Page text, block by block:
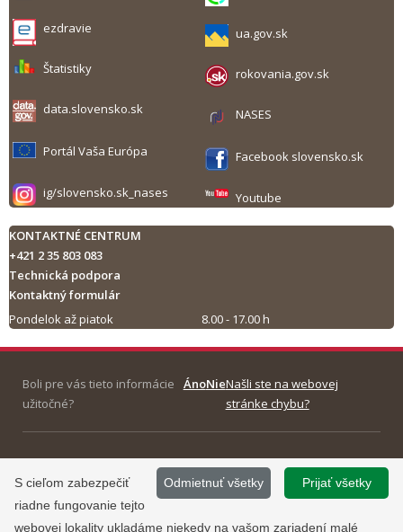
ezdravie ua.gov.sk
Štatistiky rokovania.gov.sk
data.slovensko.sk NASES
Portál Vaša Európa Facebook slovensko.sk
ig/slovensko.sk_nases Youtube
KONTAKTNÉ CENTRUM
+421 2 35 803 083
Technická podpora
Kontaktný formulár
Pondelok až piatok
8.00 - 17.00 h
Tlač obsahu
Boli pre vás tieto informácie
užitočné?
ÁnoNieNašli ste na webovej
stránke chybu?
©2013 - 2026, Slovensko.sk
Informácie zverejnené na portáli
majú informatívny charakter.
Prevádzku stránky
www.slovensko.sk a správu jej
obsahu zabezpečuje
Prijať všetky
Odmietnuť všetky
S cieľom zabezpečiť
riadne fungovanie tejto
webovej lokality ukladáme niekedy na vašom zariadení malé